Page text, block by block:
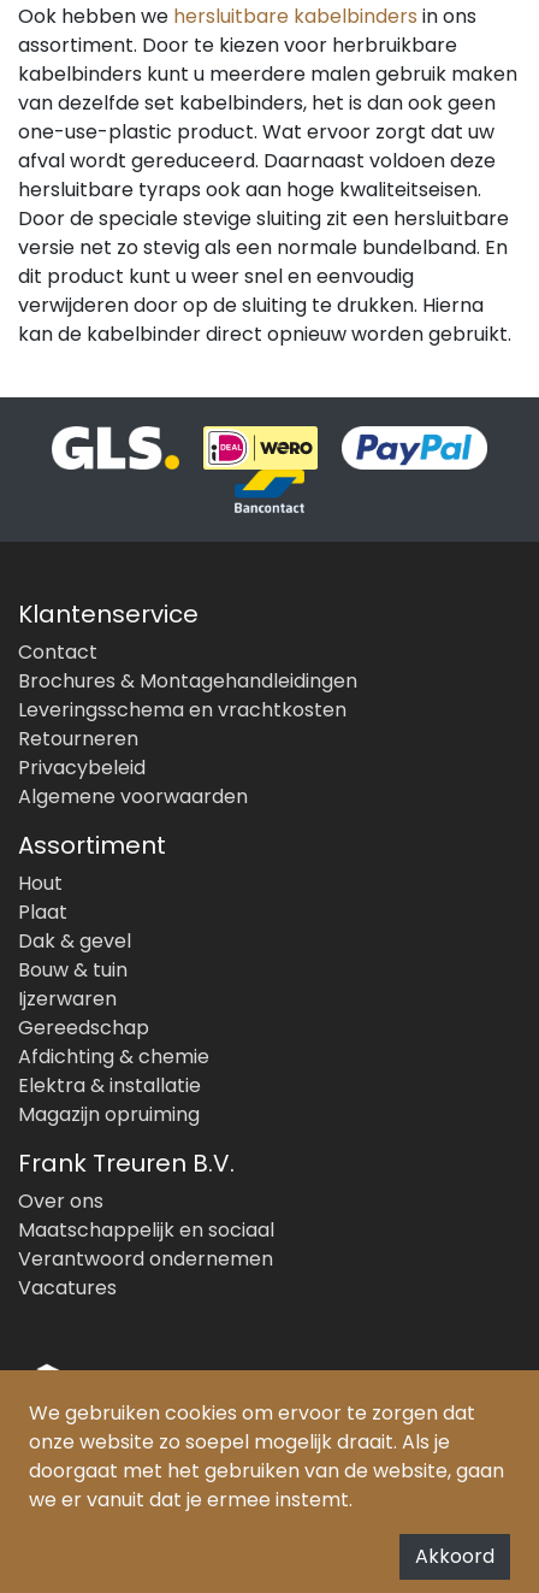
Ook hebben we hersluitbare kabelbinders in ons
assortiment. Door te kiezen voor herbruikbare
kabelbinders kunt u meerdere malen gebruik maken
van dezelfde set kabelbinders, het is dan ook geen
one-use-plastic product. Wat ervoor zorgt dat uw
afval wordt gereduceerd. Daarnaast voldoen deze
hersluitbare tyraps ook aan hoge kwaliteitseisen.
Door de speciale stevige sluiting zit een hersluitbare
versie net zo stevig als een normale bundelband. En
dit product kunt u weer snel en eenvoudig
verwijderen door op de sluiting te drukken. Hierna
kan de kabelbinder direct opnieuw worden gebruikt.
Klantenservice
Contact
Brochures & Montagehandleidingen
Leveringsschema en vrachtkosten
Retourneren
Privacybeleid
Algemene voorwaarden
Assortiment
Hout
Plaat
Dak & gevel
Bouw & tuin
Ijzerwaren
Gereedschap
Afdichting & chemie
Elektra & installatie
Magazijn opruiming
Frank Treuren B.V.
Over ons
Maatschappelijk en sociaal
Verantwoord ondernemen
Vacatures
© Copyright 2026 Frank Treuren B.V.
PEFC gecertificeerd:
De Forest Stewardship Council (FSC) zet zich in voor het bevorderen van
We gebruiken cookies om ervoor te zorgen dat
onze website zo soepel mogelijk draait. Als je
doorgaat met het gebruiken van de website, gaan
we er vanuit dat je ermee instemt.
Akkoord